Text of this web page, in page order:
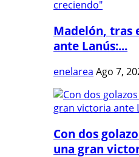
Madelón, tras
ante Lanús:...
enelarea Ago 7,
Con dos
una gran